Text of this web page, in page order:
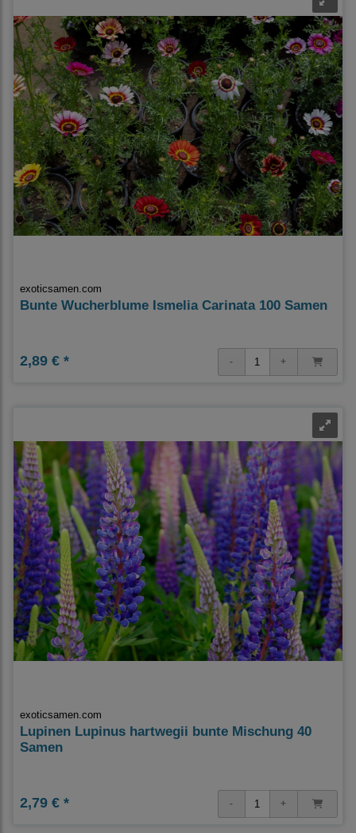
exoticsamen.com
Bunte Wucherblume Ismelia Carinata 100 Samen
2,89 € *
exoticsamen.com
Lupinen Lupinus hartwegii bunte Mischung 40
Samen
2,79 € *